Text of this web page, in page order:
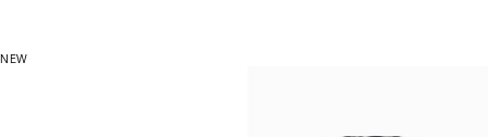
NEW